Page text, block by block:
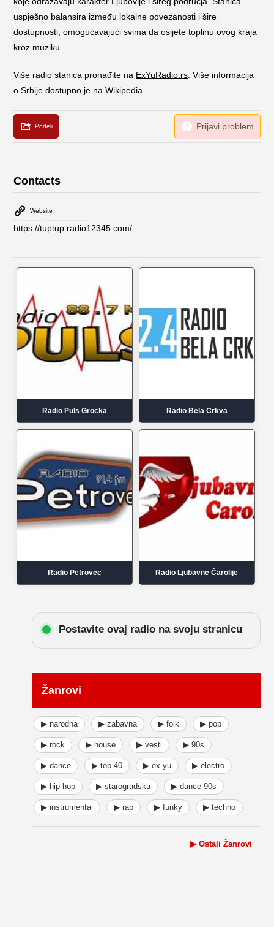
uspješno balansira između lokalne povezanosti i šire
dostupnosti, omogućavajući svima da osijete toplinu ovog kraja
kroz muziku.
Više radio stanica pronađite na ExYuRadio.rs . Više informacija
o Srbije dostupno je naWikipedia
Contacts
Website
https://tuptup.radio12345.com/
Radio Puls Grocka Radio Bela Crkva
Radio Petrovec Radio Ljubavne Čarolije
Postavite ovaj radio na svoju stranicu
Žanrovi
▶ narodna ▶ zabavna ▶ folk ▶ pop
▶ rock ▶ house ▶ vesti ▶ 90s
▶ dance ▶ top 40 ▶ ex-yu ▶ electro
▶ hip-hop ▶ starogradska ▶ dance 90s
▶ instrumental ▶ rap ▶ funky ▶ techno
▶ Ostali Žanrovi